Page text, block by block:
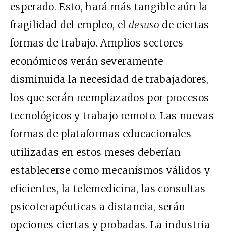
esperado. Esto, hará más tangible aún la
fragilidad del empleo, el desuso de ciertas
formas de trabajo. Amplios sectores
económicos verán severamente
disminuida la necesidad de trabajadores,
los que serán reemplazados por procesos
tecnológicos y trabajo remoto. Las nuevas
formas de plataformas educacionales
utilizadas en estos meses deberían
establecerse como mecanismos válidos y
eficientes, la telemedicina, las consultas
psicoterapéuticas a distancia, serán
opciones ciertas y probadas. La industria